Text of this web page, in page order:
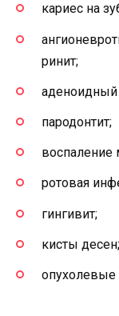
кариес на
ринит;
аденоидный
пародонтит;
воспаление
ротовая
гингивит;
кисты десен;
опухолевые